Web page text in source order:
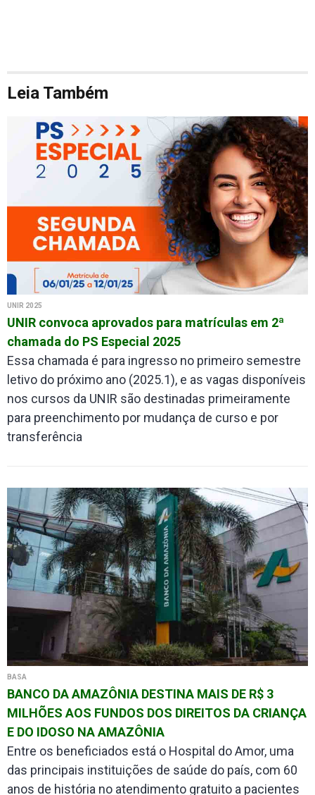
Leia Também
UNIR 2025
UNIR convoca aprovados para matrículas em 2ª
chamada do PS Especial 2025
Essa chamada é para ingresso no primeiro semestre
letivo do próximo ano (2025.1), e as vagas disponíveis
nos cursos da UNIR são destinadas primeiramente
para preenchimento por mudança de curso e por
transferência
BASA
BANCO DA AMAZÔNIA DESTINA MAIS DE R$ 3
MILHÕES AOS FUNDOS DOS DIREITOS DA CRIANÇA
E DO IDOSO NA AMAZÔNIA
Entre os beneficiados está o Hospital do Amor, uma
das principais instituições de saúde do país, com 60
anos de história no atendimento gratuito a pacientes